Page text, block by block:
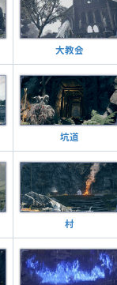
大教会
坑道
村